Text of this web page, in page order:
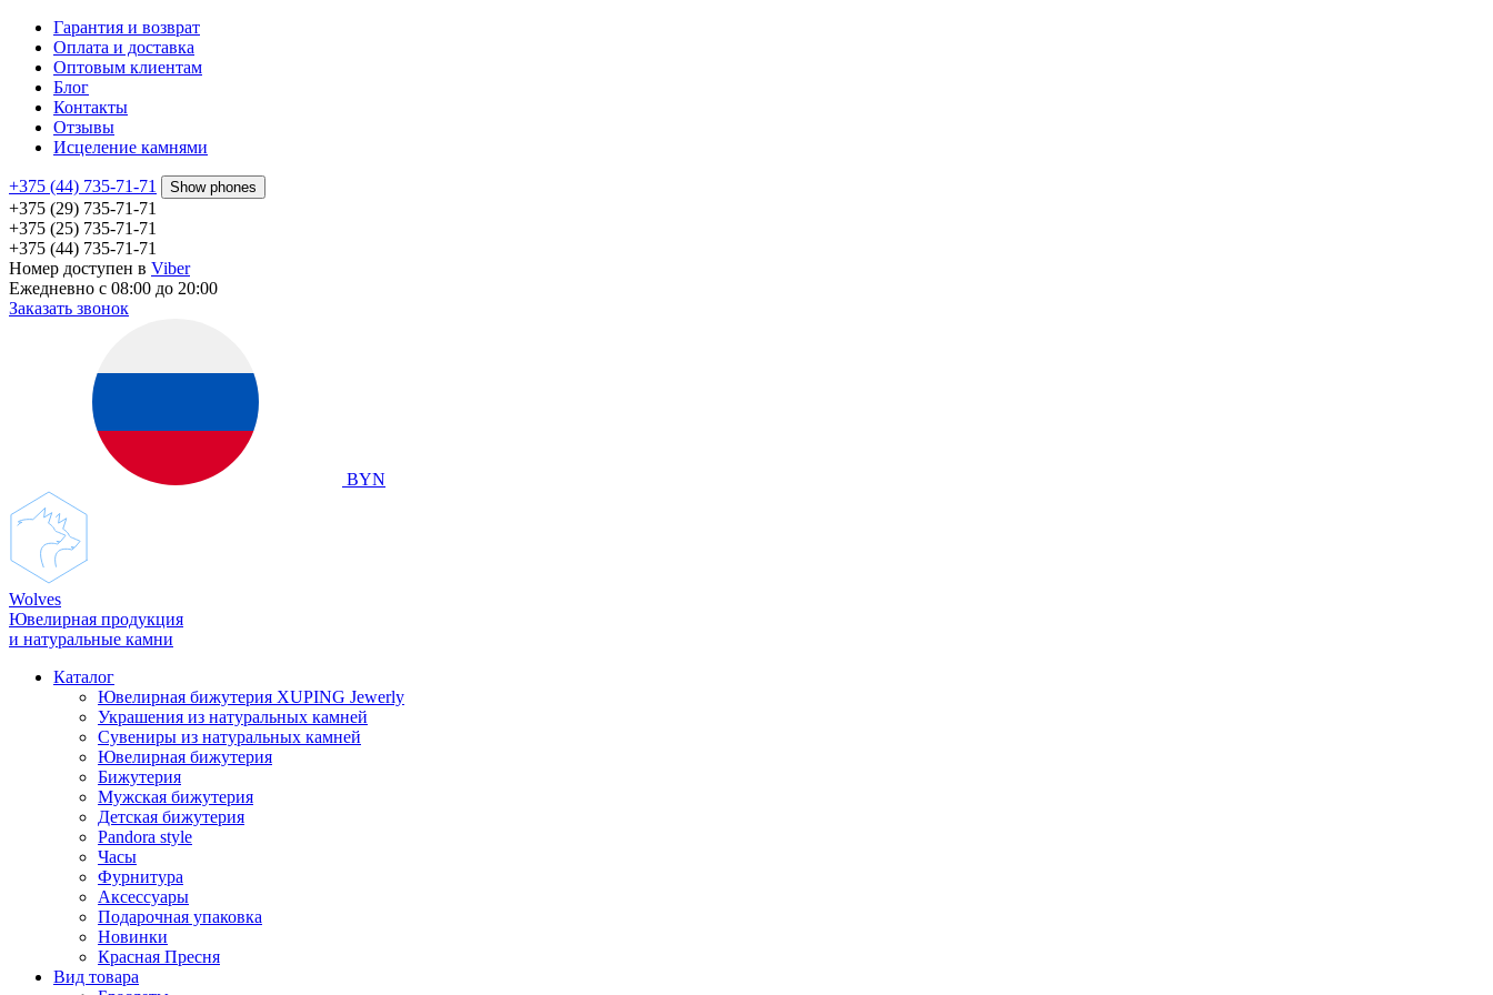
Гарантия и возврат
Оплата и доставка
Оптовым клиентам
Блог
Контакты
Отзывы
Исцеление камнями
+375 (44) 735-71-71 Show phones
+375 (29) 735-71-71
+375 (25) 735-71-71
+375 (44) 735-71-71
Номер доступен в Viber
Ежедневно с 08:00 до 20:00
Заказать звонок
BYN
Wolves
Ювелирная продукция
и натуральные камни
Каталог
Ювелирная бижутерия XUPING Jewerly
Украшения из натуральных камней
Сувениры из натуральных камней
Ювелирная бижутерия
Бижутерия
Мужская бижутерия
Детская бижутерия
Pandora style
Часы
Фурнитура
Аксеcсуары
Подарочная упаковка
Новинки
Красная Пресня
Вид товара